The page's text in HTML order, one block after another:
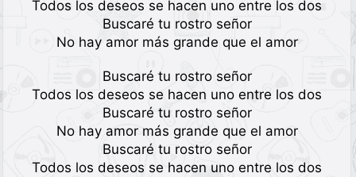
Todos los deseos se hacen uno entre los dos
Buscaré tu rostro señor
No hay amor más grande que el amor
Buscaré tu rostro señor
Todos los deseos se hacen uno entre los dos
Buscaré tu rostro señor
No hay amor más grande que el amor
Buscaré tu rostro señor
Todos los deseos se hacen uno entre los dos